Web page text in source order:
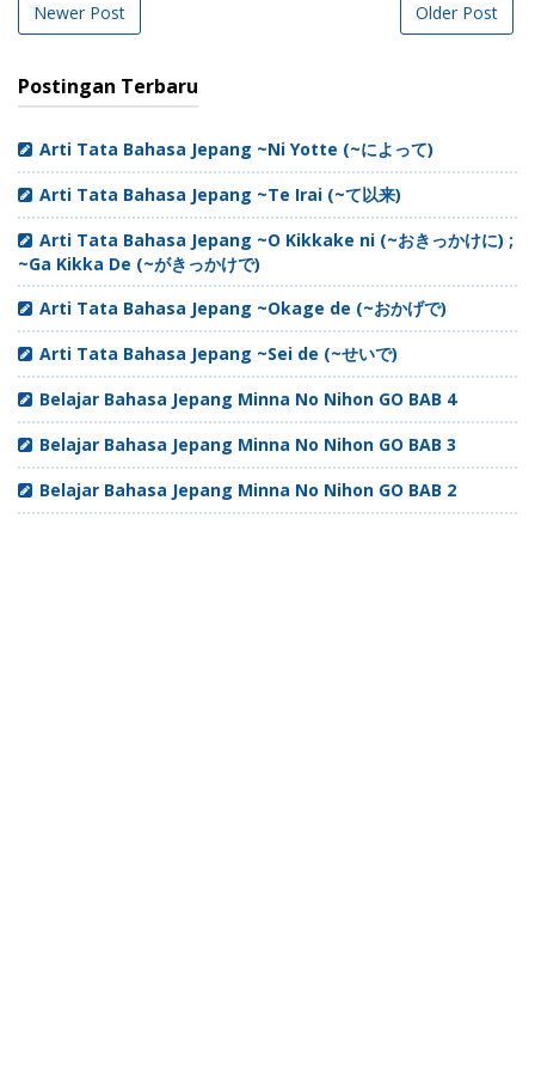
Newer Post Older Post
Postingan Terbaru
Arti Tata Bahasa Jepang ~Ni Yotte (~によって)
Arti Tata Bahasa Jepang ~Te Irai (~て以来)
Arti Tata Bahasa Jepang ~O Kikkake ni (~おきっかけに) ;
~Ga Kikka De (~がきっかけで)
Arti Tata Bahasa Jepang ~Okage de (~おかげで)
Arti Tata Bahasa Jepang ~Sei de (~せいで)
Belajar Bahasa Jepang Minna No Nihon GO BAB 4
Belajar Bahasa Jepang Minna No Nihon GO BAB 3
Belajar Bahasa Jepang Minna No Nihon GO BAB 2